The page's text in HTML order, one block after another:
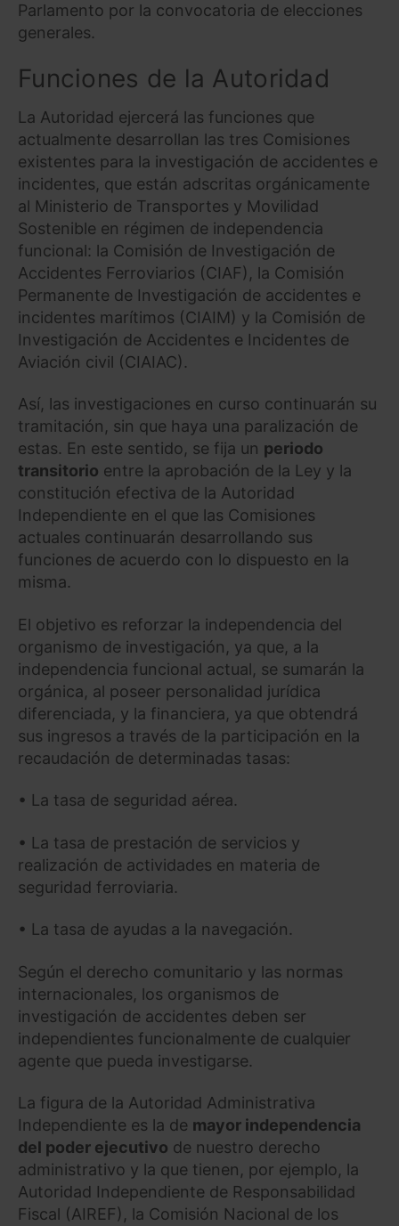
Parlamento por la convocatoria de elecciones
generales.
Funciones de la Autoridad
La Autoridad ejercerá las funciones que
actualmente desarrollan las tres Comisiones
existentes para la investigación de accidentes e
incidentes, que están adscritas orgánicamente
al Ministerio de Transportes y Movilidad
Sostenible en régimen de independencia
funcional: la Comisión de Investigación de
Accidentes Ferroviarios (CIAF), la Comisión
Permanente de Investigación de accidentes e
incidentes marítimos (CIAIM) y la Comisión de
Investigación de Accidentes e Incidentes de
Aviación civil (CIAIAC).
Así, las investigaciones en curso continuarán su
tramitación, sin que haya una paralización de
estas. En este sentido, se fija un periodo
transitorio entre la aprobación de la Ley y la
constitución efectiva de la Autoridad
Independiente en el que las Comisiones
actuales continuarán desarrollando sus
funciones de acuerdo con lo dispuesto en la
misma.
El objetivo es reforzar la independencia del
organismo de investigación, ya que, a la
independencia funcional actual, se sumarán la
orgánica, al poseer personalidad jurídica
diferenciada, y la financiera, ya que obtendrá
sus ingresos a través de la participación en la
recaudación de determinadas tasas:
• La tasa de seguridad aérea.
• La tasa de prestación de servicios y
realización de actividades en materia de
seguridad ferroviaria.
• La tasa de ayudas a la navegación.
Según el derecho comunitario y las normas
internacionales, los organismos de
investigación de accidentes deben ser
independientes funcionalmente de cualquier
agente que pueda investigarse.
La figura de la Autoridad Administrativa
Independiente es la de mayor independencia
del poder ejecutivo de nuestro derecho
administrativo y la que tienen, por ejemplo, la
Autoridad Independiente de Responsabilidad
Fiscal (AIREF), la Comisión Nacional de los